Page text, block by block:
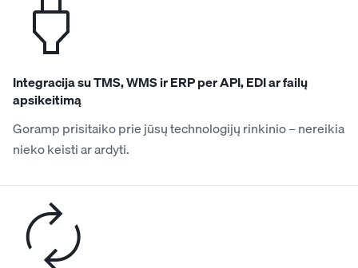
Integracija su TMS, WMS ir ERP per API, EDI ar failų
apsikeitimą
Goramp prisitaiko prie jūsų technologijų rinkinio – nereikia
nieko keisti ar ardyti.